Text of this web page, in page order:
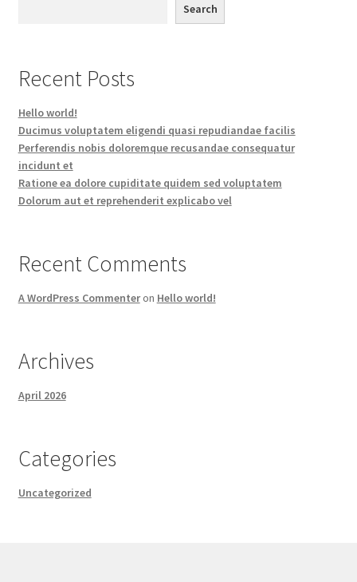
Search
Recent Posts
Hello world!
Ducimus voluptatem eligendi quasi repudiandae facilis
Perferendis nobis doloremque recusandae consequatur
incidunt et
Ratione ea dolore cupiditate quidem sed voluptatem
Dolorum aut et reprehenderit explicabo vel
Recent Comments
A WordPress Commenteron Hello world!
Archives
April 2026
Categories
Uncategorized